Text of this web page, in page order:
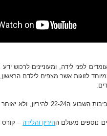
לפני לידה, ומעוניינים לרכוש ידע
לזוגות אשר מצפים לילדם
נוספים מעולם ההיריון והלידה – קורס